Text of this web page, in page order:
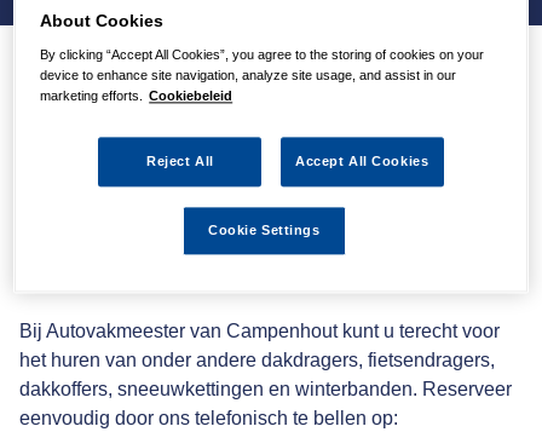
Dakdrager, fietsendrager,
dakkoffers,
sneeuwkettingen en
winterbanden verhuur in
Bij Autovakmeester van Campenhout kunt u terecht voor
het huren van onder andere dakdragers, fietsendragers,
dakkoffers, sneeuwkettingen en winterbanden. Reserveer
eenvoudig door ons telefonisch te bellen op:
About Cookies
By clicking “Accept All Cookies”, you agree to the storing of cookies on your
device to enhance site navigation, analyze site usage, and assist in our
marketing efforts.
Cookiebeleid
Reject All Accept All Cookies
Cookie Settings